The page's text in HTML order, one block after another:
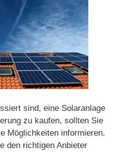
sind, eine Solaranlage
zu kaufen, sollten Sie
Möglichkeiten informieren.
den richtigen Anbieter